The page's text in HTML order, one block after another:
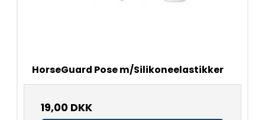
HorseGuard Pose m/Silikoneelastikker
19,00 DKK